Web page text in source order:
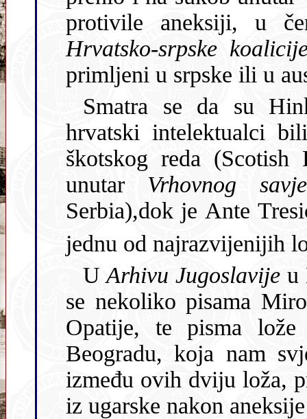
protivile
Hrvatsko-srpske
primljeni u srpske ili u
Smatra se da su
hrvatski intelektualci bili primljeni 1913. godine u masone
škotskog reda (Scotish Rite), te se vjerovalo da oni rade
unutar Vrhovnog
Serbia),dok je Ante Tresić
jednu od najrazvijenijih
UArhivu Jugoslavije u
se nekoliko pisama
Opatije, te pisma
Beogradu, koja nam svjedoče o pokušaju obnavljanja veze
između ovih dviju loža, prekinutih izlaskom
iz ugarske nakon